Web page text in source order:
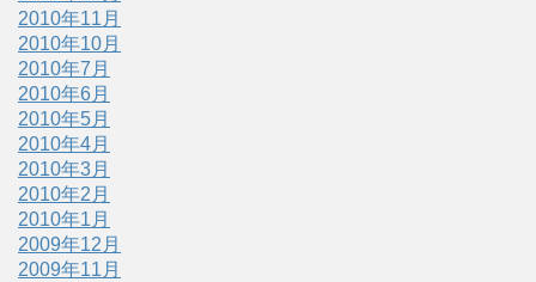
2010年11月
2010年10月
2010年7月
2010年6月
2010年5月
2010年4月
2010年3月
2010年2月
2010年1月
2009年12月
2009年11月